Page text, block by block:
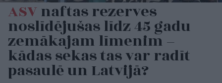
ASVnaftas rezerves
noslīdējušas līdz 45 gadu
zemākajam līmenim –
kādas sekas tas var radīt
pasaulē un Latvijā?